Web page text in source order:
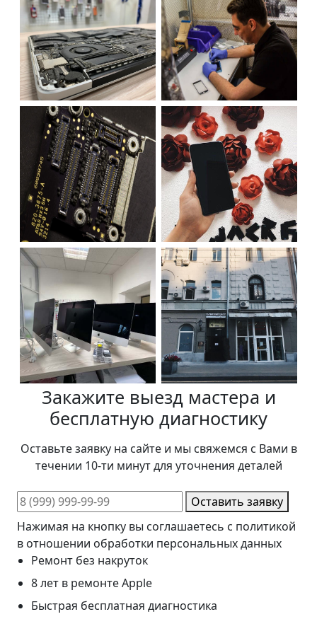
Закажите выезд мастера и
бесплатную диагностику
Оставьте заявку на сайте и мы свяжемся с Вами в
течении 10-ти минут для уточнения деталей
Оставить заявку
Нажимая на кнопку вы соглашаетесь с политикой
в отношении обработки персональных данных
Ремонт без накруток
8 лет в ремонте Apple
Быстрая бесплатная диагностика